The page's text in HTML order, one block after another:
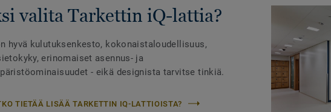
valita Tarkettin iQ-lattia?
hyvä kulutuksenkesto, kokonaistaloudellisuus,
erinomaiset asennus- ja
- eikä designista tarvitse tinkiä.
TIETÄÄ LISÄÄ TARKETTIN IQ-LATTIOISTA?